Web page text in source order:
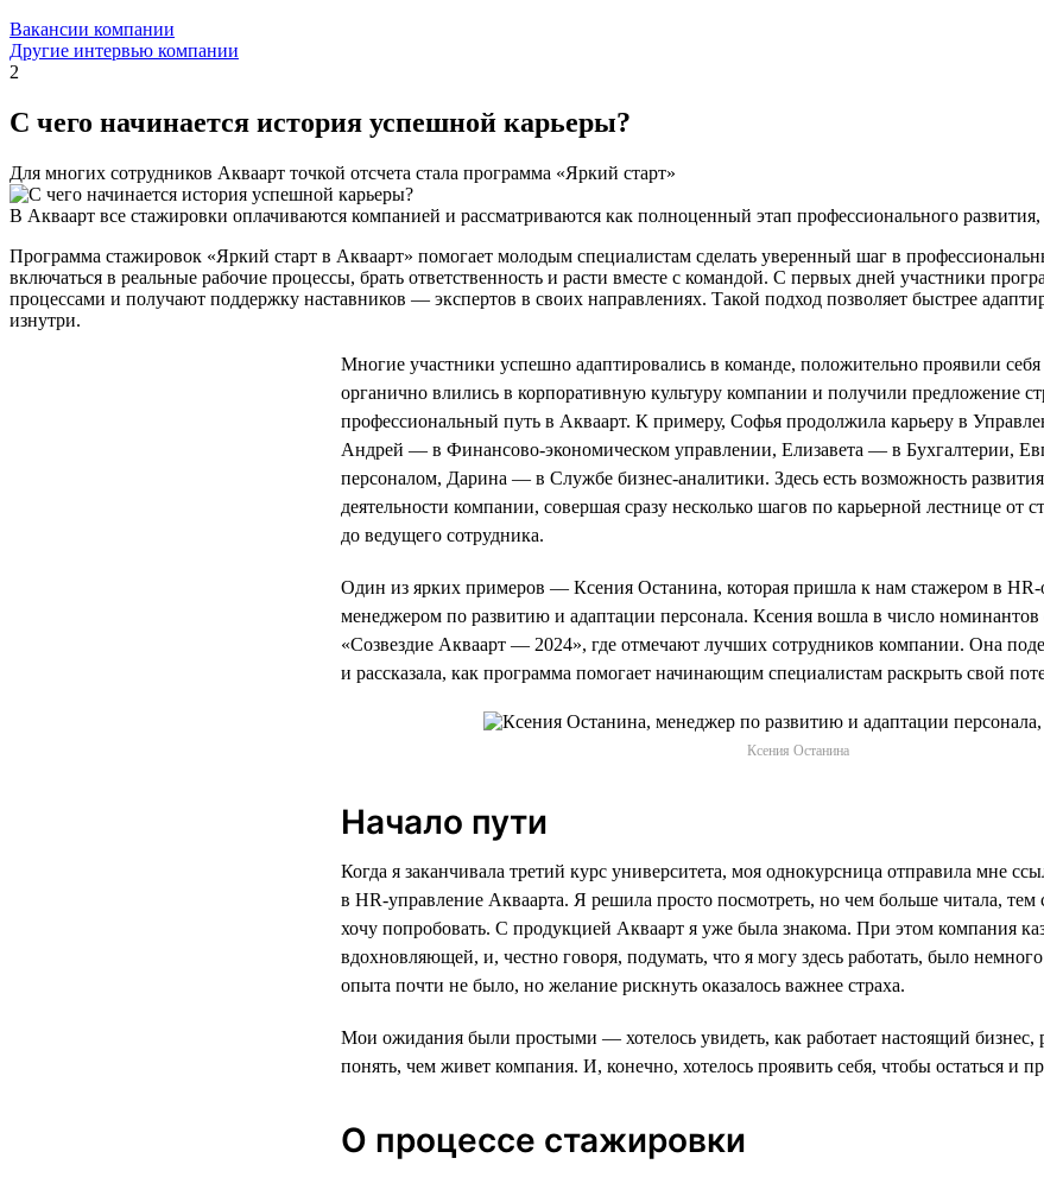
Вакансии компании
Другие интервью компании
2
С чего начинается история успешной карьеры?
Для многих сотрудников Акваарт точкой отсчета стала программа «Яркий старт»
В Акваарт все стажировки оплачиваются компанией и рассматриваются как полноценный этап профессионального
Программа стажировок «Яркий старт в Акваарт» помогает молодым специалистам сделать уверенный шаг в
включаться в реальные рабочие процессы, брать ответственность и расти вместе с командой. С первых дней участники
процессами и получают поддержку наставников — экспертов в своих направлениях. Такой подход позволяет быстрее
изнутри.
Многие участники успешно адаптировались в команде, положительно проявили себя
органично влились в корпоративную культуру компании и получили предложение
профессиональный путь в Акваарт. К примеру, Софья продолжила карьеру в
Андрей — в Финансово-экономическом управлении, Елизавета — в Бухгалтерии,
персоналом, Дарина — в Службе бизнес-аналитики. Здесь есть возможность
деятельности компании, совершая сразу несколько шагов по карьерной лестнице от
до ведущего сотрудника.
Один из ярких примеров — Ксения Останина, которая пришла к нам стажером в HR-
менеджером по развитию и адаптации персонала. Ксения вошла в число
«Созвездие Акваарт — 2024», где отмечают лучших сотрудников компании. Она
и рассказала, как программа помогает начинающим специалистам раскрыть свой
Ксения Останина
Начало пути
Когда я заканчивала третий курс университета, моя однокурсница отправила мне
в HR-управление Акваарта. Я решила просто посмотреть, но чем больше читала, тем
хочу попробовать. С продукцией Акваарт я уже была знакома. При этом компания
вдохновляющей, и, честно говоря, подумать, что я могу здесь работать, было
опыта почти не было, но желание рискнуть оказалось важнее страха.
Мои ожидания были простыми — хотелось увидеть, как работает настоящий бизнес,
понять, чем живет компания. И, конечно, хотелось проявить себя, чтобы остаться и
О процессе стажировки